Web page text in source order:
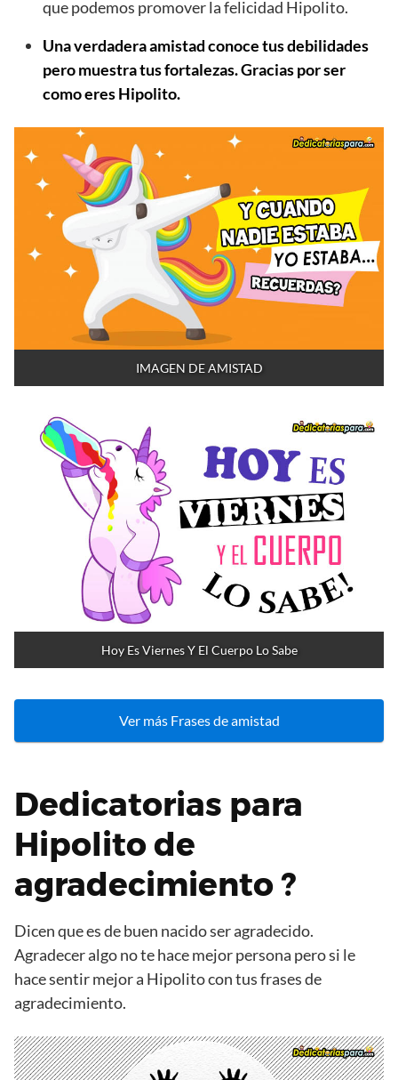
que podemos promover la felicidad Hipolito.
Una verdadera amistad conoce tus debilidades
pero muestra tus fortalezas. Gracias por ser
como eres Hipolito.
IMAGEN DE AMISTAD
Hoy Es Viernes Y El Cuerpo Lo Sabe
Ver más Frases de amistad
Dedicatorias para
Hipolito de
agradecimiento ?
Dicen que es de buen nacido ser agradecido.
Agradecer algo no te hace mejor persona pero si le
hace sentir mejor a Hipolito con tus frases de
agradecimiento.